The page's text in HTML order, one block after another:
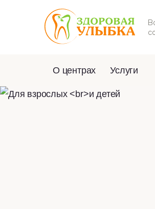
О центрах Услуги